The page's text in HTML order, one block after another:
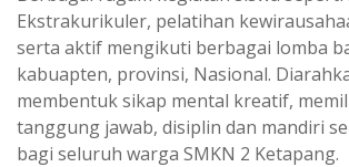
Ekstrakurikuler, pelatihan
serta aktif mengikuti berbagai lomba
kabuapten, provinsi, Nasional.
membentuk sikap mental kreatif,
tanggung jawab, disiplin dan mandiri
bagi seluruh warga SMKN 2 Ketapang.